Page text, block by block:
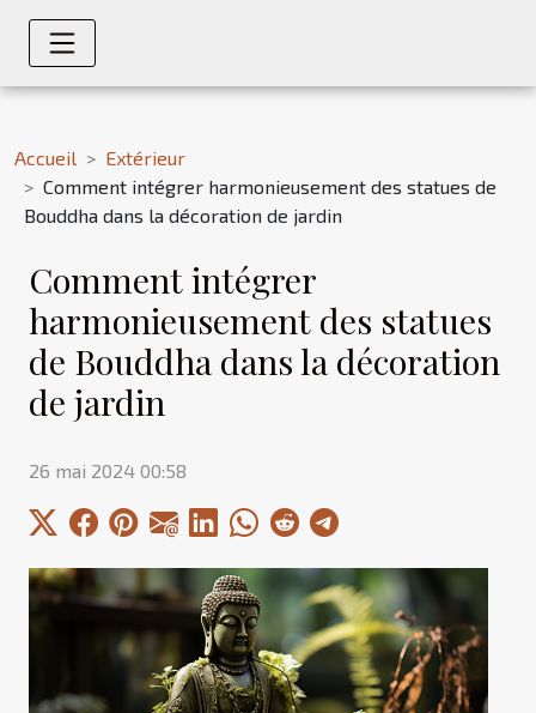
Accueil
Extérieur
Comment intégrer harmonieusement des statues de
Bouddha dans la décoration de jardin
Comment intégrer
harmonieusement des statues
de Bouddha dans la décoration
de jardin
26 mai 2024 00:58